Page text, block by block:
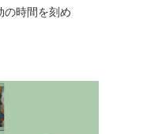
の時間を刻め